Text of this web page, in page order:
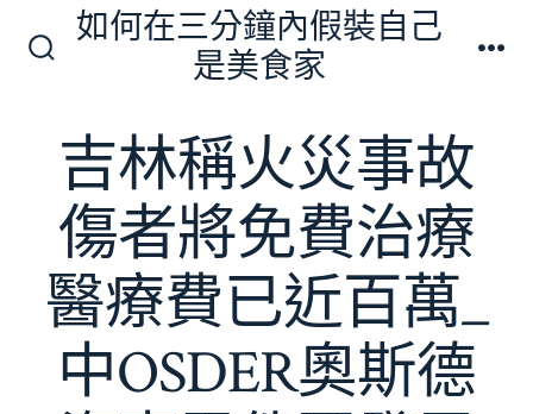
換
開
如何在三分鐘內假裝自己
是美食家
吉林稱火災事故
傷者將免費治療
醫療費已近百萬_
中OSDER奧斯德